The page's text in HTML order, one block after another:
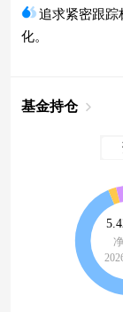
追求紧密跟踪
化。
基金持仓